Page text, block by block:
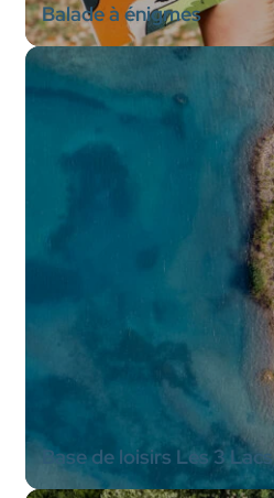
Balade à énigmes
Base de loisirs Les 3 Lacs